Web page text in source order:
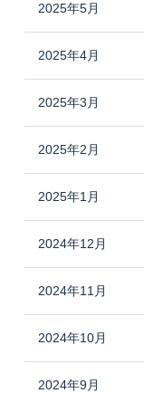
2025年5月
2025年4月
2025年3月
2025年2月
2025年1月
2024年12月
2024年11月
2024年10月
2024年9月